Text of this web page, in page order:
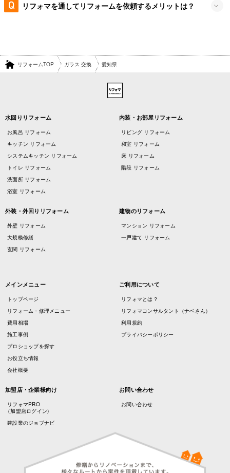
リフォマを通してリフォームを依頼するメリットは？
リフォームTOP ガラス 交換 愛知県
水回りリフォーム
お風呂 リフォーム
キッチン リフォーム
システムキッチン リフォーム
トイレ リフォーム
洗面所 リフォーム
浴室 リフォーム
内装・お部屋リフォーム
リビング リフォーム
和室 リフォーム
床 リフォーム
階段 リフォーム
外装・外回りリフォーム
外壁 リフォーム
大規模修繕
玄関 リフォーム
建物のリフォーム
マンション リフォーム
一戸建て リフォーム
メインメニュー
トップページ
リフォーム・修理メニュー
費用相場
施工事例
プロショップを探す
お役立ち情報
会社概要
ご利用について
リフォマとは？
リフォマコンサルタント（ナベさん）
利用規約
プライバシーポリシー
加盟店・企業様向け
リフォマPRO
（加盟店ログイン)
建設業のジョブナビ
お問い合わせ
お問い合わせ